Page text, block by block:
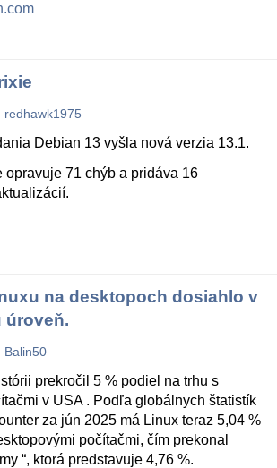
redhawk1975
Debian 13 vyšla nová verzia 13.1.
opravuje 71 chýb a pridáva 16
na desktopoch dosiahlo v
úroveň.
Balin50
prekročil 5 % podiel na trhu s
v USA . Podľa globálnych štatistík
za jún 2025 má Linux teraz 5,04 %
počítačmi, čím prekonal
“, ktorá predstavuje 4,76 %.